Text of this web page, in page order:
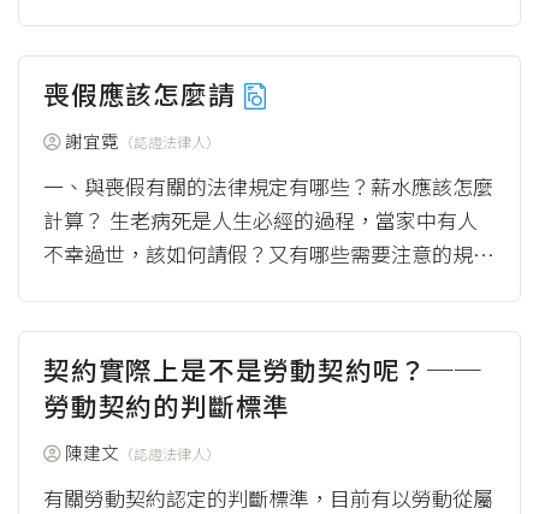
喪假應該怎麼請
謝宜霓 （認證法律人）
一、與喪假有關的法律規定有哪些？薪水應該怎麼
計算？ 生老病死是人生必經的過程，當家中有人
不幸過世，該如何請假？又有哪些需要注意的規定
契約實際上是不是勞動契約呢？──
勞動契約的判斷標準
陳建文 （認證法律人）
有關勞動契約認定的判斷標準，目前有以勞動從屬